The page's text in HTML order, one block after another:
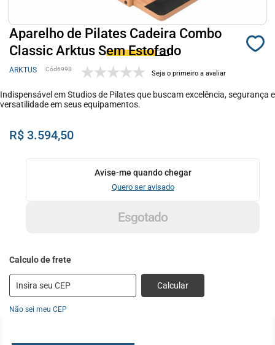
Aparelho de Pilates Cadeira Combo
Classic Arktus Sem Estofado
ARKTUS 6998 Seja o primeiro a avaliar
Indispensável em Studios de Pilates que buscam excelência, segurança e
versatilidade em seus equipamentos.
R$ 3.594,50
Esgotado
Avise-me quando chegar
Quero ser avisado
Calcular
Não sei meu CEP